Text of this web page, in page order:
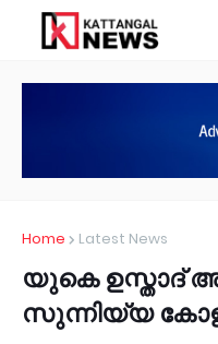
Home Latest News
യുകെ ഉസ്താദ്
സുന്നിയ്യ